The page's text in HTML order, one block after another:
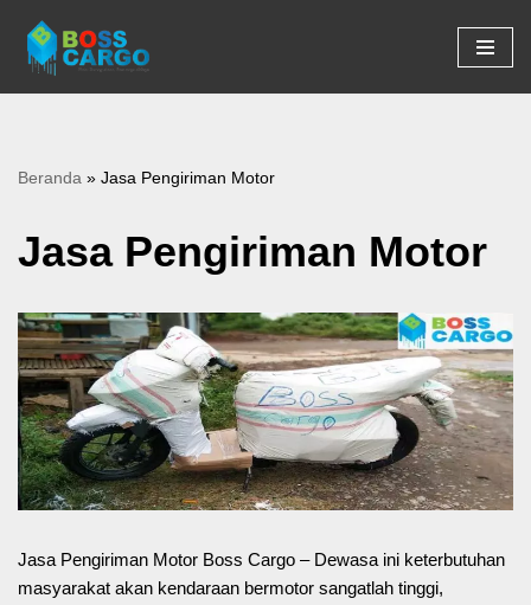
Lompat
ke
Beranda » Jasa Pengiriman Motor
Jasa Pengiriman Motor
Jasa Pengiriman Motor Boss Cargo – Dewasa ini keterbutuhan
masyarakat akan kendaraan bermotor sangatlah tinggi,